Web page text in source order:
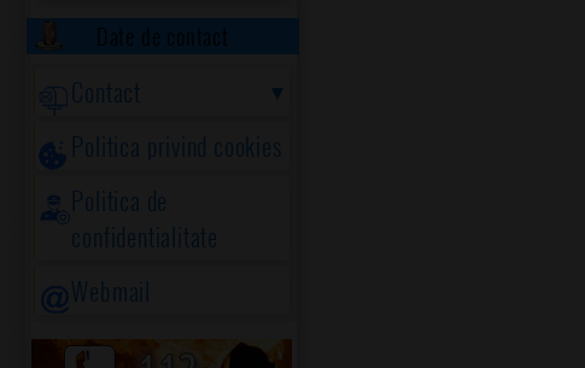
Date de contact
Contact
Politica privind cookies
Politica de
confidentialitate
Webmail